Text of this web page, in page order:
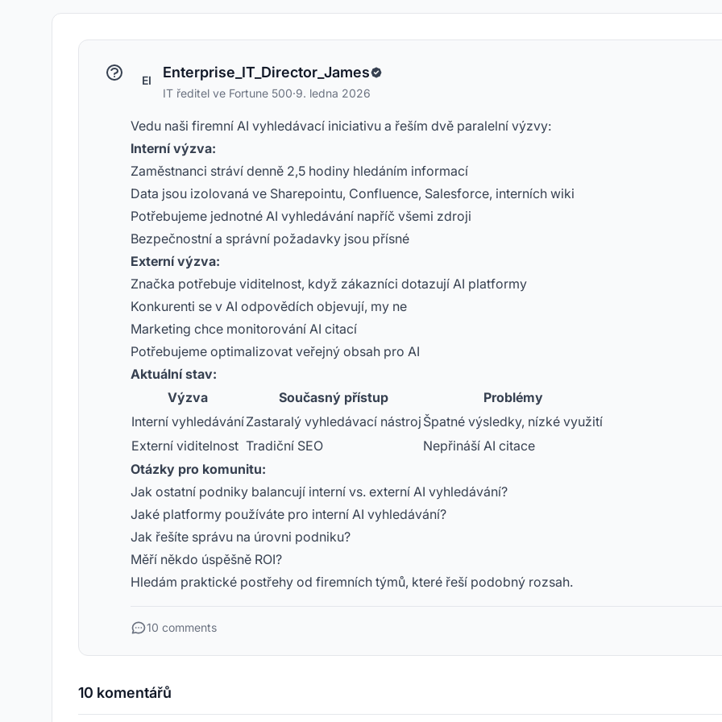
EI Enterprise_IT_Director_James
IT ředitel ve Fortune 500·9. ledna 2026
Vedu naši firemní AI vyhledávací iniciativu a řeším dvě paralelní výzvy:
Interní výzva:
Zaměstnanci stráví denně 2,5 hodiny hledáním informací
Data jsou izolovaná ve Sharepointu, Confluence, Salesforce, interních wiki
Potřebujeme jednotné AI vyhledávání napříč všemi zdroji
Bezpečnostní a správní požadavky jsou přísné
Externí výzva:
Značka potřebuje viditelnost, když zákazníci dotazují AI platformy
Konkurenti se v AI odpovědích objevují, my ne
Marketing chce monitorování AI citací
Potřebujeme optimalizovat veřejný obsah pro AI
Aktuální stav:
Výzva
Současný přístup
Problémy
Interní vyhledáváníZastaralý vyhledávací nástroj Špatné výsledky, nízké využití
Externí viditelnost Tradiční SEO
Nepřináší AI citace
Otázky pro komunitu:
Jak ostatní podniky balancují interní vs. externí AI vyhledávání?
Jaké platformy používáte pro interní AI vyhledávání?
Jak řešíte správu na úrovni podniku?
Měří někdo úspěšně ROI?
Hledám praktické postřehy od firemních týmů, které řeší podobný rozsah.
10 comments
10 komentářů